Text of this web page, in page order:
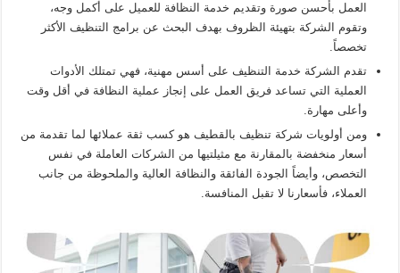
العمل بأحسن صورة وتقديم خدمة النظافة للعميل على أكمل وجه،
وتقوم الشركة بتهيئة الظروف بهدف البحث عن برامج التنظيف الأكثر
تخصصاً.
تقدم الشركة خدمة التنظيف على أسس مهنية، فهي تمتلك الأدوات
العملية التي تساعد فريق العمل على إنجاز عملية النظافة في أقل وقت
وأعلى مهارة.
ومن أولويات شركة تنظيف بالقطيف هو كسب ثقة عملائها لما تقدمة من
أسعار منخفضة بالمقارنة مع مثيلتيها من الشركات العاملة في نفس
التخصص، وأيضاً الجودة الفائقة والنظافة العالية والملحوظة من جانب
العملاء، فأسعارنا لا تقبل المنافسة.